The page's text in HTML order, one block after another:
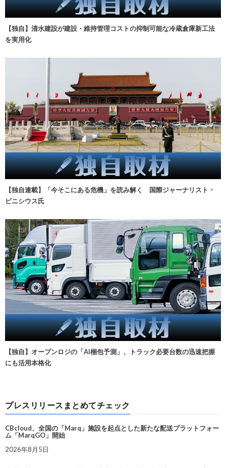
【独自】清水建設が建設・維持管理コストの抑制可能な冷蔵倉庫新工法
を実用化
【独自連載】「今そこにある危機」を読み解く 国際ジャーナリスト・
ビニシウス氏
【独自】オープンロジの「AI梱包予測」、トラック必要台数の迅速把握
にも活用本格化
プレスリリースまとめてチェック
CBcloud、全国の「Marq」施設を起点とした新たな配送プラットフォー
ム「MarqGO」開始
2026年8月5日